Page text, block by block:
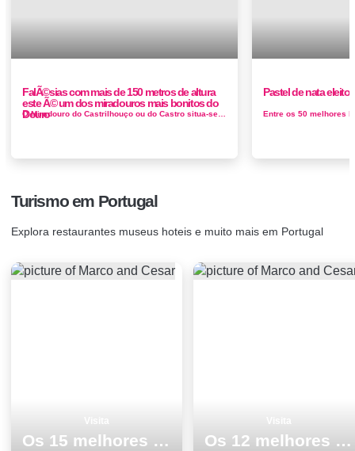
FalÃ©sias com mais de 150 metros de altura
este Ã© um dos miradouros mais bonitos do
Douro
O Miradouro do Castrilhouço ou do Castro situa-se no Castro de vale de Águia Idade do Ferro. Este surge numa arriba em cotovelo, sobre o...
Pastel de nata
Turismo em Portugal
Explora restaurantes museus hoteis e muito mais em Portugal
Os 15 melhores pontos turisticos para conhecer e visitar em Viana do Castelo Os 12 melhores locais para visitar em SantarÃ©m